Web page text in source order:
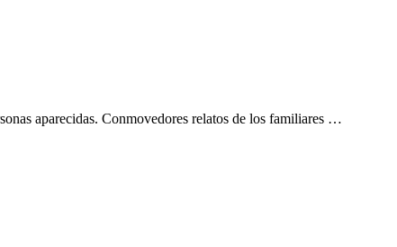
aparecidas. Conmovedores relatos de los familiares …